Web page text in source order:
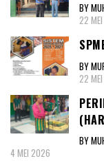
BY
22
BY
22
BY
4 MEI 2026